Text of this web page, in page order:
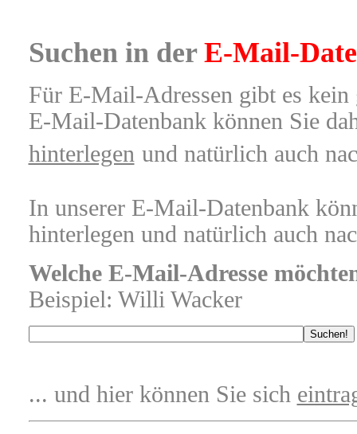
Suchen in derE-Mail-
Für E-Mail-Adressen gibt es kein
E-Mail-Datenbank können Sie
hinterlegen und natürlich auch
In unserer E-Mail-Datenbank
hinterlegen und natürlich auch
Welche E-Mail-Adresse
Beispiel: Willi Wacker
... und hier können Sie sich